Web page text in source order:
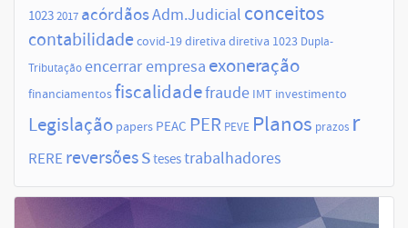
10232017 acórdãosAdm.Judicial conceitos
contabilidade covid-19diretiva diretiva 1023 Dupla-
Tributaçãoencerrar empresa exoneração
financiamentosfiscalidadefraude IMT investimento
Legislação papers PEAC PER PEVE Planos prazos r
RERE reversõesstesestrabalhadores